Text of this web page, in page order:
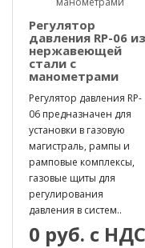
Регулятор
давления RP-06 из
нержавеющей
стали с
манометрами
Регулятор давления RP-
06 предназначен для
установки в газовую
магистраль, рампы и
рамповые комплексы,
газовые щиты для
регулирования
давления в систем..
0 руб. с НДС